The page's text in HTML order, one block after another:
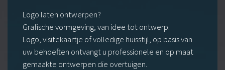
Logo laten ontwerpen?
Grafische vormgeving, van idee tot ontwerp.
Logo, visitekaartje of volledige huisstijl, op basis van
uw behoeften ontvangt u professionele en op maat
gemaakte ontwerpen die overtuigen.